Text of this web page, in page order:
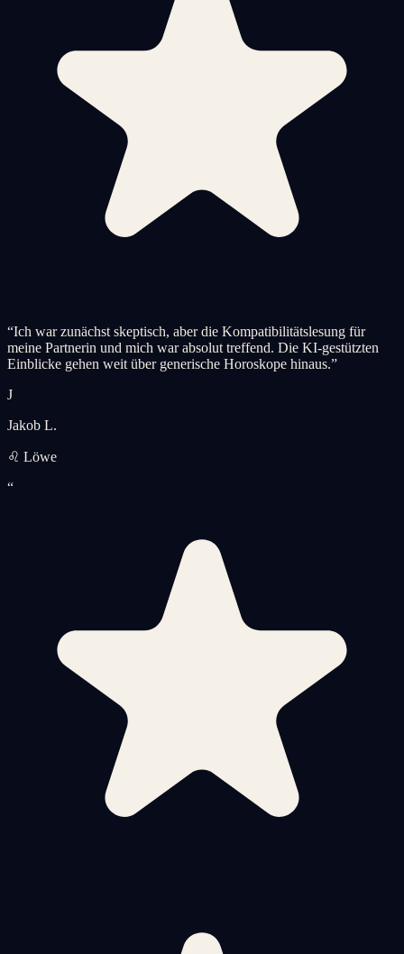
“Ich war zunächst skeptisch, aber die Kompatibilitätslesung für
meine Partnerin und mich war absolut treffend. Die KI-gestützten
Einblicke gehen weit über generische Horoskope hinaus.”
J
Jakob L.
♌ Löwe
“